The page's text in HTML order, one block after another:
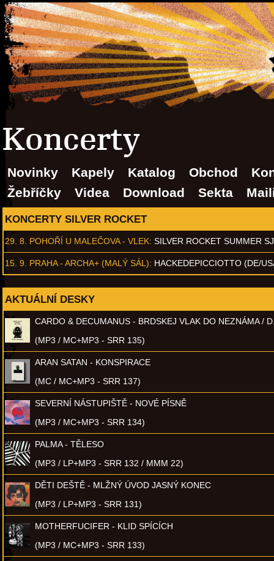
Koncerty
Novinky Kapely Katalog Obchod
Žebříčky
Videa Download Sekta
KONCERTY SILVER ROCKET
29. 8. POHOŘÍ U MALEČOVA - VLEK: SILVER ROCKET SUMMER
15. 9. PRAHA - ARCHA+ (MALÝ SÁL): HACKEDEPICCIOTTO (DE/
AKTUÁLNÍ DESKY
CARDO & DECUMANUS - BRDSKEJ VLAK DO NEZNÁMA /
(MP3 / MC+MP3 - SRR 135)
ARAN SATAN - KONSPIRACE
(MC / MC+MP3 - SRR 137)
SEVERNÍ NÁSTUPIŠTĚ - NOVÉ PÍSNĚ
(MP3 / MC+MP3 - SRR 134)
PALMA - TĚLESO
(MP3 / LP+MP3 - SRR 132 / MMM 22)
DĚTI DEŠTĚ - MLŽNÝ ÚVOD JASNÝ KONEC
(MP3 / LP+MP3 - SRR 131)
MOTHERFUCIFER - KLID SPÍCÍCH
(MP3 / MC+MP3 - SRR 133)